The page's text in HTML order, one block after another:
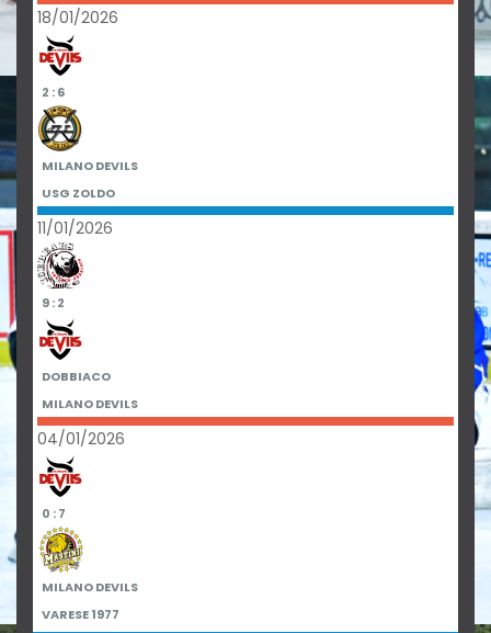
18/01/2026
2 : 6
MILANO DEVILS
USG ZOLDO
11/01/2026
9 : 2
DOBBIACO
MILANO DEVILS
04/01/2026
0 : 7
MILANO DEVILS
VARESE 1977